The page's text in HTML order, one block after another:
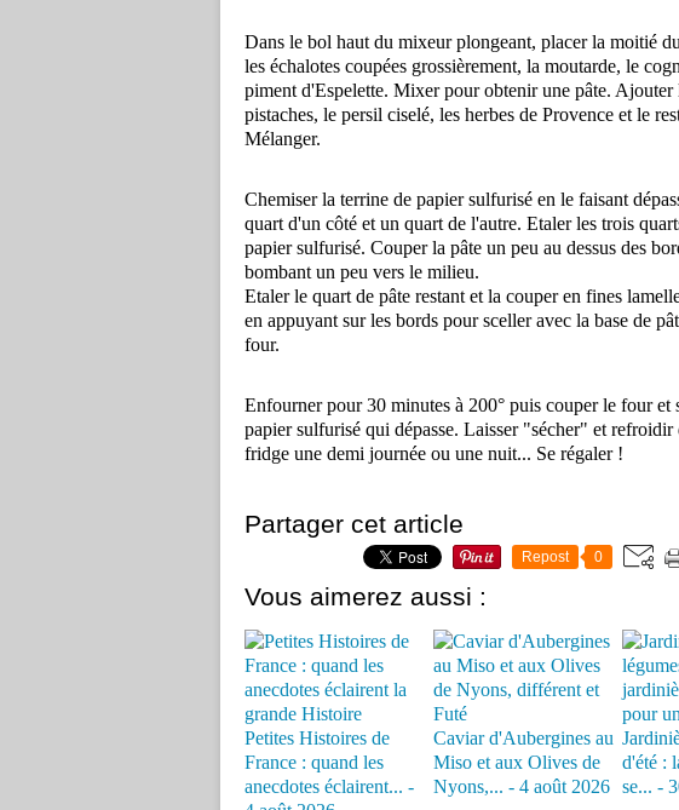
Dans le bol haut du mixeur plongeant, placer la moitié
les échalotes coupées grossièrement, la moutarde, le
piment d'Espelette. Mixer pour obtenir une pâte. Ajouter
pistaches, le persil ciselé, les herbes de Provence et le
Mélanger.
Chemiser la terrine de papier sulfurisé en le faisant
quart d'un côté et un quart de l'autre. Etaler les trois
papier sulfurisé. Couper la pâte un peu au dessus des
bombant un peu vers le milieu.
Etaler le quart de pâte restant et la couper en fines
en appuyant sur les bords pour sceller avec la base de
four.
Enfourner pour 30 minutes à 200° puis couper le four et
papier sulfurisé qui dépasse. Laisser "sécher" et
fridge une demi journée ou une nuit... Se régaler !
Partager cet article
Repost 0
Vous aimerez aussi :
Petites Histoires de
France : quand les
anecdotes éclairent... -
Caviar d'Aubergines au
Miso et aux Olives de
Nyons,... - 4 août 2026
d'été :
se... -